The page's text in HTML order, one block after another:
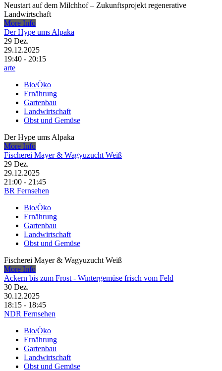
Neustart auf dem Milchhof – Zukunftsprojekt regenerative
Landwirtschaft
More Info
Der Hype ums Alpaka
29 Dez.
29.12.2025
19:40 - 20:15
arte
Bio/Öko
Ernährung
Gartenbau
Landwirtschaft
Obst und Gemüse
Der Hype ums Alpaka
More Info
Fischerei Mayer & Wagyuzucht Weiß
29 Dez.
29.12.2025
21:00 - 21:45
BR Fernsehen
Bio/Öko
Ernährung
Gartenbau
Landwirtschaft
Obst und Gemüse
Fischerei Mayer & Wagyuzucht Weiß
More Info
Ackern bis zum Frost - Wintergemüse frisch vom Feld
30 Dez.
30.12.2025
18:15 - 18:45
NDR Fernsehen
Bio/Öko
Ernährung
Gartenbau
Landwirtschaft
Obst und Gemüse